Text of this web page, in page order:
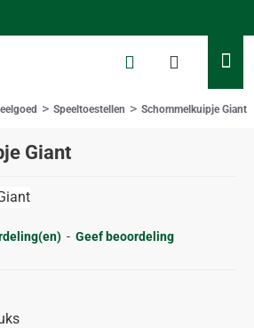
Giant
Speeltoestellen Schommelkuipje Giant
- Geef beoordeling